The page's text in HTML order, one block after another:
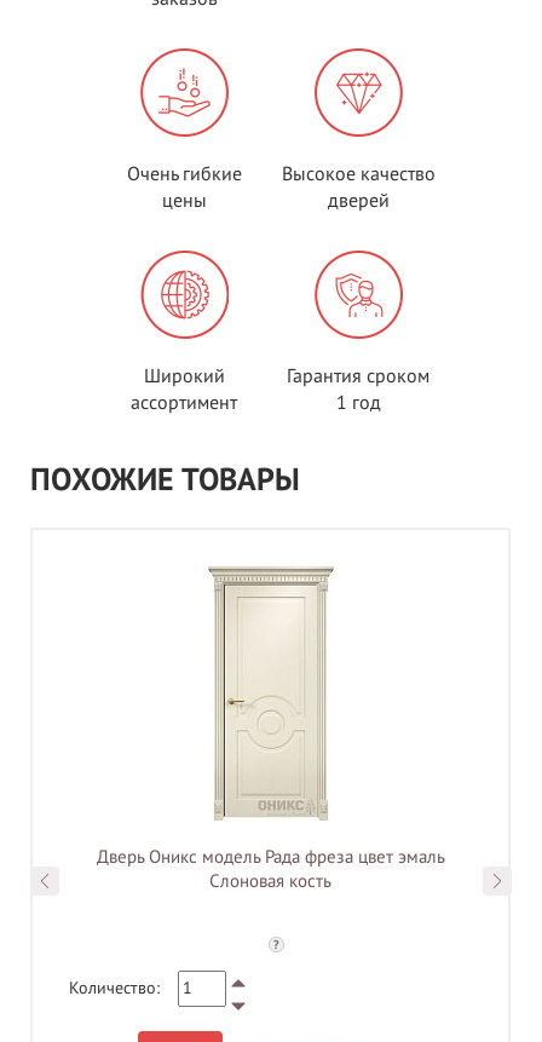
Очень гибкие
цены
Высокое качество
дверей
Широкий
ассортимент
Гарантия сроком
1 год
ПОХОЖИЕ ТОВАРЫ
Дверь Оникс модель Рада фреза цвет эмаль
Слоновая кость
?
Количество: